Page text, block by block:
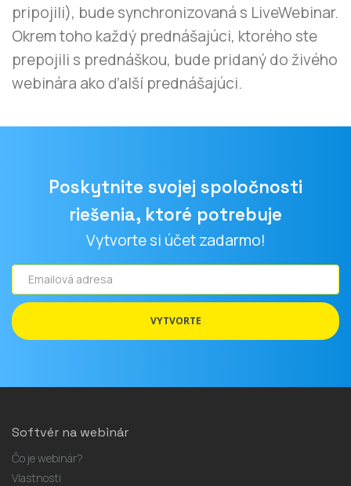
pripojili), bude synchronizovaná s LiveWebinar.
Okrem toho každý prednášajúci, ktorého ste
prepojili s prednáškou, bude pridaný do živého
webinára ako ďalší prednášajúci.
Poskytnite svojej spoločnosti
riešenia, ktoré potrebuje
Vytvorte si účet zadarmo!
Emailová
adresa
VYTVORTE
Softvér na webinár
Čo je webinár?
Vlastnosti